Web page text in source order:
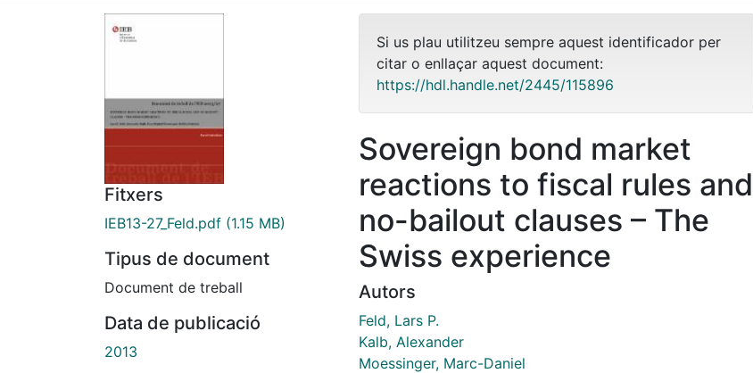
Fitxers
IEB13-27_Feld.pdf (1.15 MB)
Tipus de document
Document de treball
Data de publicació
2013
Si us plau utilitzeu sempre aquest identificador per
citar o enllaçar aquest document:
https://hdl.handle.net/2445/115896
Sovereign bond market
reactions to fiscal rules and
no-bailout clauses – The
Swiss experience
Autors
Feld, Lars P.
Kalb, Alexander
Moessinger, Marc-Daniel